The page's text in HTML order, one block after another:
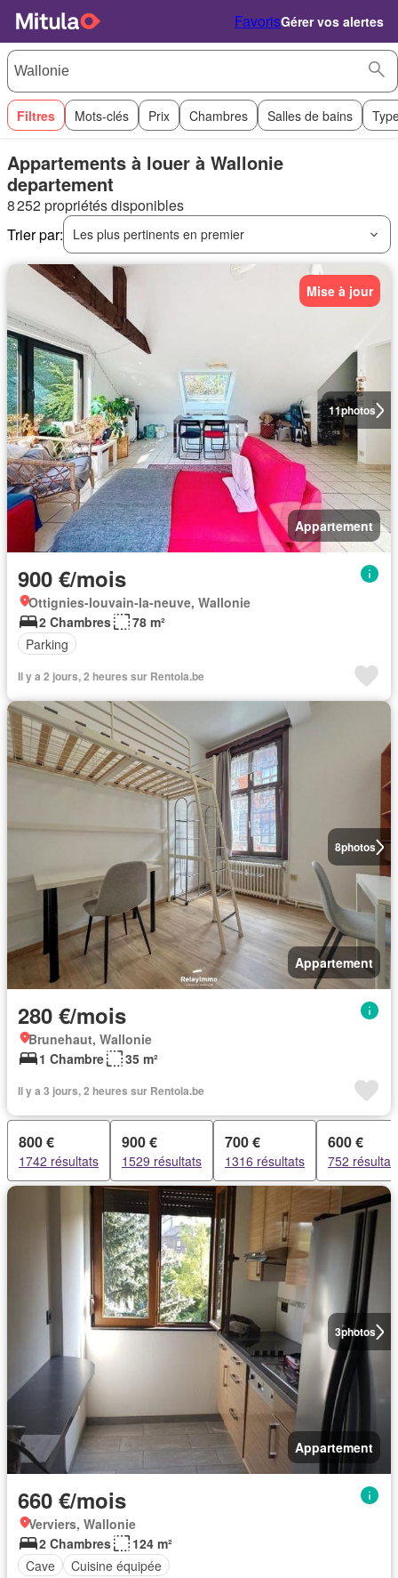
FavorisGérer vos alertes
Filtres Mots-clés Prix Chambres Salles de bains
Appartements à louer à Wallonie
departement
8 252 propriétés disponibles
Trier par:
Les plus pertinents en premier
11photos
Mise à jour
Appartement
900 €/mois
Ottignies-louvain-la-neuve, Wallonie
2 Chambres
78 m²
Parking
Il y a 2 jours, 2 heures sur Rentola.be
8photos
Appartement
280 €/mois
Brunehaut, Wallonie
1 Chambre
35 m²
Il y a 3 jours, 2 heures sur Rentola.be
800 €
1742 résultats
900 €
1529 résultats
700 €
1316 résultats
600 €
752
3photos
Appartement
660 €/mois
Verviers, Wallonie
2 Chambres
124 m²
Cave
Cuisine équipée